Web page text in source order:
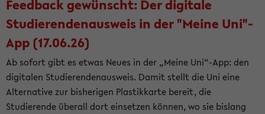
Feedback gewünscht: Der digitale
Studierendenausweis in der "Meine Uni"-
App (17.06.26)
Ab sofort gibt es etwas Neues in der „Meine Uni“-App: den
digitalen Studierendenausweis. Damit stellt die Uni eine
Alternative zur bisherigen Plastikkarte bereit, die
Studierende überall dort einsetzen können, wo sie bislang